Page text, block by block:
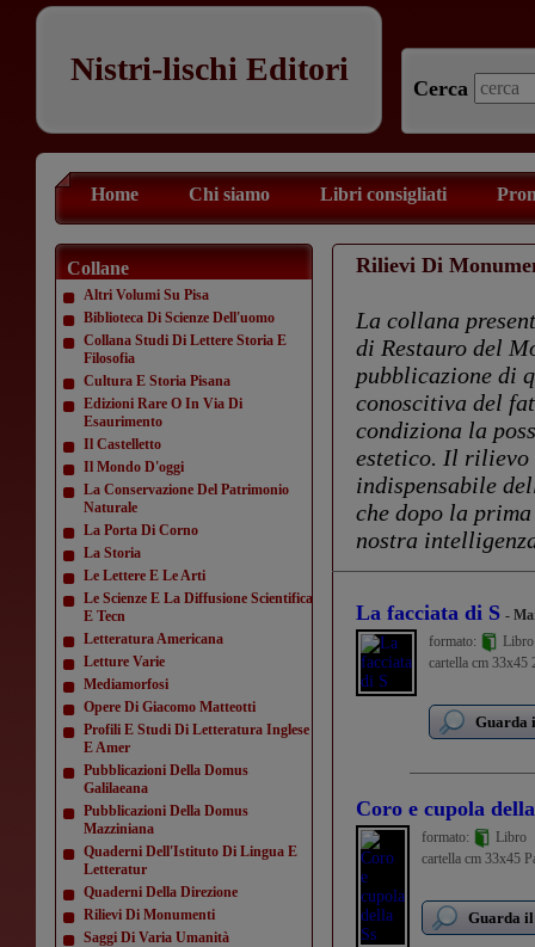
Nistri-lischi Editori
Cerca
Home Chi siamo Libri consigliati
Collane
Altri Volumi Su Pisa
Biblioteca Di Scienze Dell'uomo
Collana Studi Di Lettere Storia E
Filosofia
Cultura E Storia Pisana
Edizioni Rare O In Via Di
Esaurimento
Il Castelletto
Il Mondo D'oggi
La Conservazione Del Patrimonio
Naturale
La Porta Di Corno
La Storia
Le Lettere E Le Arti
Le Scienze E La Diffusione Scientifica
E Tecn
Letteratura Americana
Letture Varie
Mediamorfosi
Opere Di Giacomo Matteotti
Profili E Studi Di Letteratura Inglese
E Amer
Pubblicazioni Della Domus
Galilaeana
Pubblicazioni Della Domus
Mazziniana
Quaderni Dell'Istituto Di Lingua E
Letteratur
Quaderni Della Direzione
Rilievi Di Monumenti
Saggi Di Varia Umanità
Rilievi Di
La collana
di Restauro del
pubblicazione di
conoscitiva del
condiziona la
estetico. Il rilievo
indispensabile
che dopo la
nostra
La facciata di S -
formato:
Libro
cartella cm
Guarda
Coro e cupola
formato:
Libro
cartella cm 33x45
Guarda